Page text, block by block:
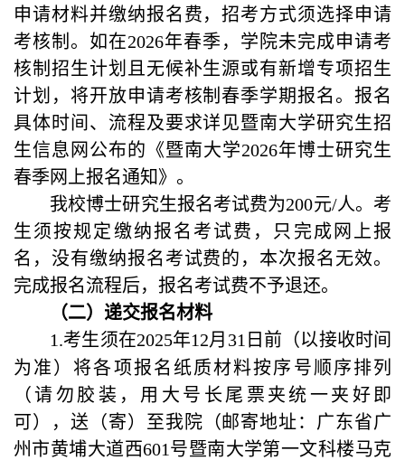
申请材料并缴纳报名费，招考方式须选择申请
考核制。如在2026年春季，学院未完成申请考
核制招生计划且无候补生源或有新增专项招生
计划，将开放申请考核制春季学期报名。报名
具体时间、流程及要求详见暨南大学研究生招
生信息网公布的《暨南大学2026年博士研究生
春季网上报名通知》。
我校博士研究生报名考试费为200元/人。考
生须按规定缴纳报名考试费，只完成网上报
名，没有缴纳报名考试费的，本次报名无效。
完成报名流程后，报名考试费不予退还。
（二）递交报名材料
1.考生须在2025年12月 31 日前 （以接收时间
为准 ） 将各项报名纸质材料按序号顺序排列
（请勿胶装，用大号长尾票夹统一夹好即
可） ，送 （寄） 至我院 （邮寄地址 ： 广东省广
州市黄埔大道西601号暨南大学第一文科楼马克